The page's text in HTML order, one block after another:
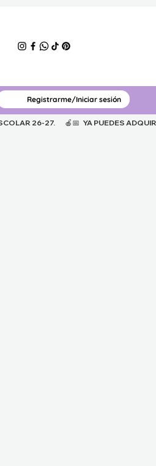
MATERIAL GRATUITO
Registrarme/Iniciar sesión